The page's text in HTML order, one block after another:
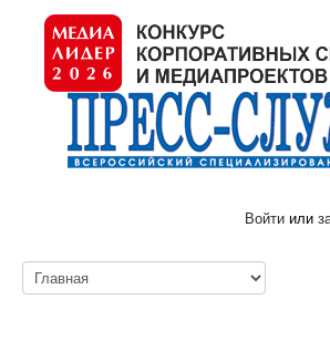
Войти или